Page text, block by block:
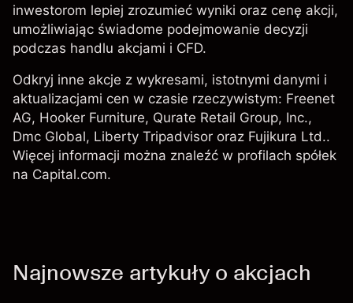
inwestorom lepiej zrozumieć wyniki oraz cenę akcji,
umożliwiając świadome podejmowanie decyzji
podczas handlu akcjami i CFD.
Odkryj inne akcje z wykresami, istotnymi danymi i
aktualizacjami cen w czasie rzeczywistym: Freenet
AG, Hooker Furniture, Qurate Retail Group, Inc.,
Dmc Global, Liberty Tripadvisor oraz Fujikura Ltd..
Więcej informacji można znaleźć w profilach spółek
na Capital.com.
Najnowsze artykuły o akcjach